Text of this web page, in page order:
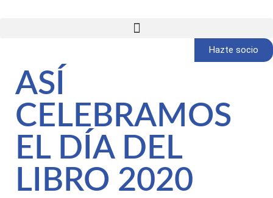
Hazte socio
ASÍ
CELEBRAMOS
EL DÍA DEL
LIBRO 2020